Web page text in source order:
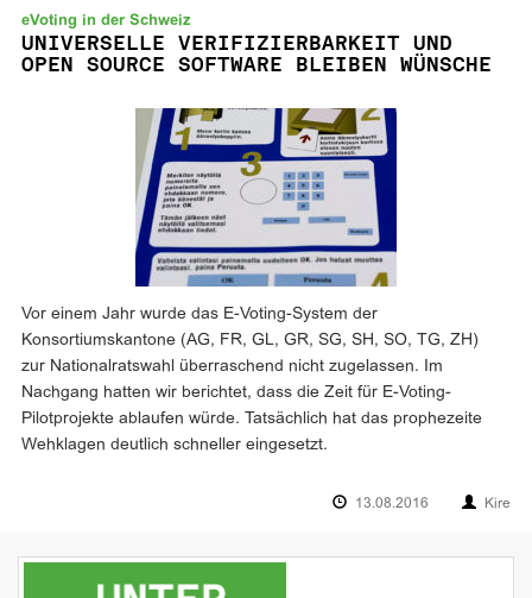
eVoting in der Schweiz
UNIVERSELLE VERIFIZIERBARKEIT UND
OPEN SOURCE SOFTWARE BLEIBEN WÜNSCHE
Vor einem Jahr wurde das E-Voting-System der
Konsortiumskantone (AG, FR, GL, GR, SG, SH, SO, TG, ZH)
zur Nationalratswahl überraschend nicht zugelassen. Im
Nachgang hatten wir berichtet, dass die Zeit für E-Voting-
Pilotprojekte ablaufen würde. Tatsächlich hat das prophezeite
Wehklagen deutlich schneller eingesetzt.
13.08.2016 Kire